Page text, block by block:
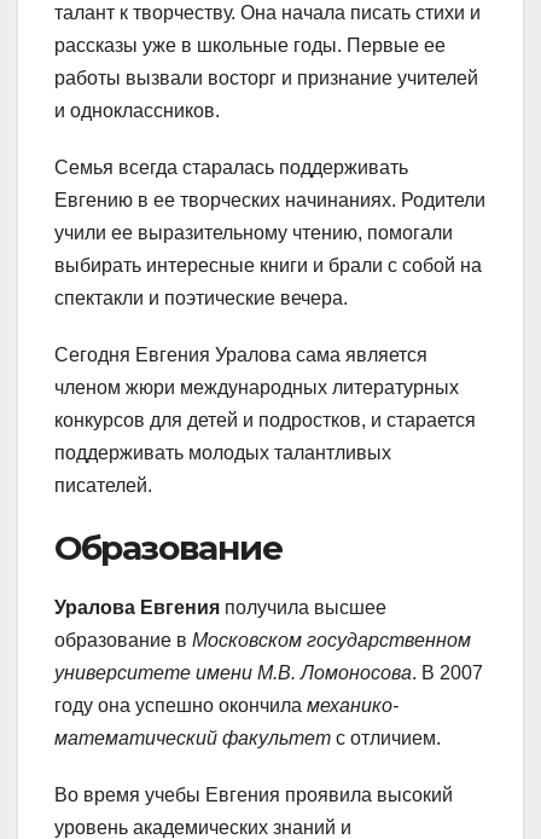
талант к творчеству. Она начала писать стихи и
рассказы уже в школьные годы. Первые ее
работы вызвали восторг и признание учителей
и одноклассников.
Семья всегда старалась поддерживать
Евгению в ее творческих начинаниях. Родители
учили ее выразительному чтению, помогали
выбирать интересные книги и брали с собой на
спектакли и поэтические вечера.
Сегодня Евгения Уралова сама является
членом жюри международных литературных
конкурсов для детей и подростков, и старается
поддерживать молодых талантливых
писателей.
Образование
Уралова Евгения получила высшее
образование в Московском государственном
университете имени М.В. Ломоносова. В 2007
году она успешно окончила механико-
математический факультет с отличием.
Во время учебы Евгения проявила высокий
уровень академических знаний и